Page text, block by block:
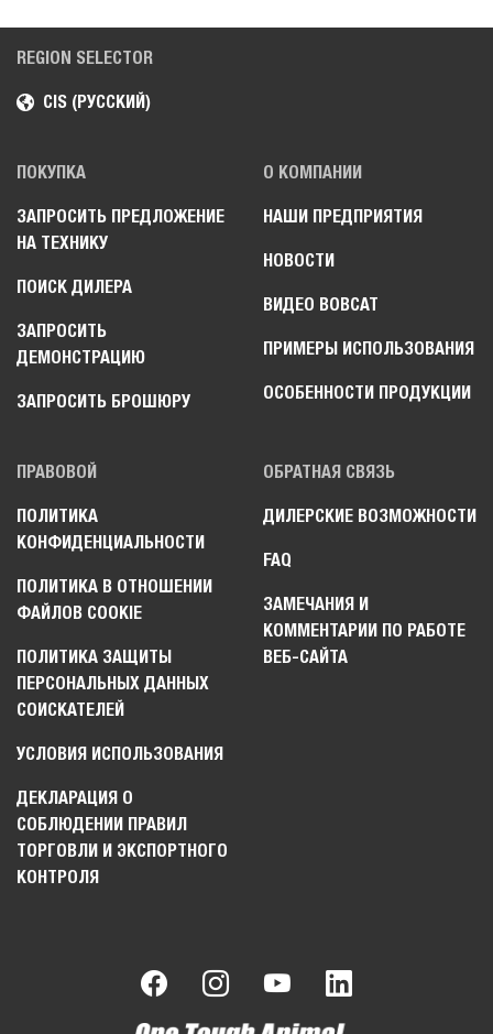
REGION SELECTOR
CIS (РУССКИЙ)
ПОКУПКА
ЗАПРОСИТЬ ПРЕДЛОЖЕНИЕ
НА ТЕХНИКУ
ПОИСК ДИЛЕРА
ЗАПРОСИТЬ
ДЕМОНСТРАЦИЮ
ЗАПРОСИТЬ БРОШЮРУ
О КОМПАНИИ
НАШИ ПРЕДПРИЯТИЯ
НОВОСТИ
ВИДЕО BOBCAT
ПРИМЕРЫ ИСПОЛЬЗОВАНИЯ
ОСОБЕННОСТИ ПРОДУКЦИИ
ПРАВОВОЙ
ПОЛИТИКА
КОНФИДЕНЦИАЛЬНОСТИ
ПОЛИТИКА В ОТНОШЕНИИ
ФАЙЛОВ COOKIE
ПОЛИТИКА ЗАЩИТЫ
ПЕРСОНАЛЬНЫХ ДАННЫХ
СОИСКАТЕЛЕЙ
УСЛОВИЯ ИСПОЛЬЗОВАНИЯ
ДЕКЛАРАЦИЯ О
СОБЛЮДЕНИИ ПРАВИЛ
ТОРГОВЛИ И ЭКСПОРТНОГО
КОНТРОЛЯ
ОБРАТНАЯ СВЯЗЬ
ДИЛЕРСКИЕ ВОЗМОЖНОСТИ
FAQ
ЗАМЕЧАНИЯ И
КОММЕНТАРИИ ПО РАБОТЕ
ВЕБ-САЙТА